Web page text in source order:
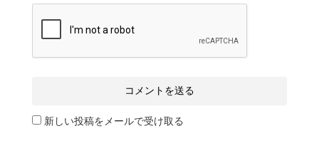
新しい投稿をメールで受け取る